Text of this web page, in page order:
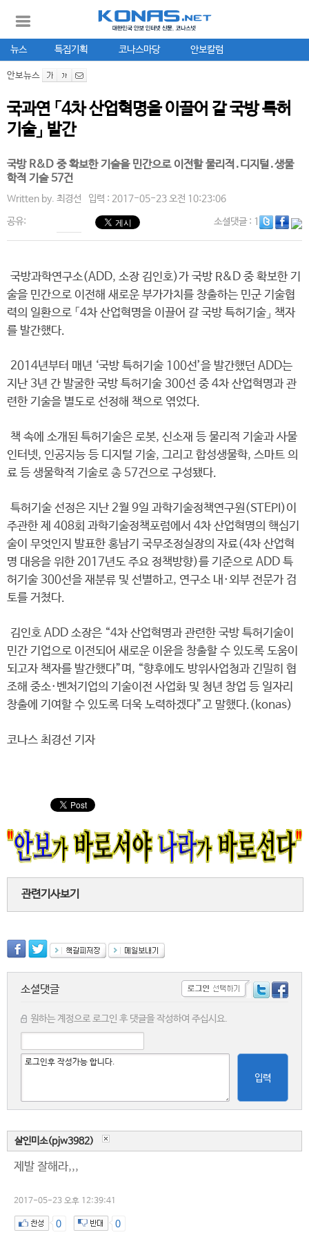
뉴스 특집기획 코나스마당 안보칼럼
안보뉴스
국과연 「4차 산업혁명을 이끌어 갈 국방 특허
기술」 발간
국방 R&D 중 확보한 기술을 민간으로 이전할 물리적․디지털․생물
학적 기술 57건
Written by. 최경선 입력 : 2017-05-23 오전 10:23:06
공유: 소셜댓글: 1
국방과학연구소(ADD, 소장 김인호)가 국방 R&D 중 확보한 기
술을 민간으로 이전해 새로운 부가가치를 창출하는 민군 기술협
력의 일환으로 「4차 산업혁명을 이끌어 갈 국방 특허기술」 책자
를 발간했다.
2014년부터 매년 ‘국방 특허기술 100선’을 발간했던 ADD는
지난 3년 간 발굴한 국방 특허기술 300선 중 4차 산업혁명과 관
련한 기술을 별도로 선정해 책으로 엮었다.
책 속에 소개된 특허기술은 로봇, 신소재 등 물리적 기술과 사물
인터넷, 인공지능 등 디지털 기술, 그리고 합성생물학, 스마트 의
료 등 생물학적 기술로 총 57건으로 구성됐다.
특허기술 선정은 지난 2월 9일 과학기술정책연구원(STEPI)이
주관한 제 408회 과학기술정책포럼에서 4차 산업혁명의 핵심기
술이 무엇인지 발표한 홍남기 국무조정실장의 자료(4차 산업혁
명 대응을 위한 2017년도 주요 정책방향)를 기준으로 ADD 특
허기술 300선을 재분류 및 선별하고, 연구소 내·외부 전문가 검
토를 거쳤다.
김인호 ADD 소장은 “4차 산업혁명과 관련한 국방 특허기술이
민간 기업으로 이전되어 새로운 이윤을 창출할 수 있도록 도움이
되고자 책자를 발간했다”며, “향후에도 방위사업청과 긴밀히 협
조해 중소·벤처기업의 기술이전 사업화 및 청년 창업 등 일자리
창출에 기여할 수 있도록 더욱 노력하겠다”고 말했다.(konas)
코나스 최경선 기자
관련기사보기
소셜댓글
원하는 계정으로 로그인 후 댓글을 작성하여 주십시요.
입력
살인미소(pjw3982)
제발 잘해라,,,
2017-05-23 오후 12:39:41
0 0